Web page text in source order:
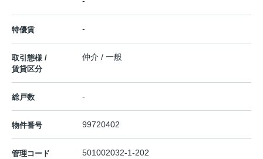
特優賃 -
取引態様 /
賃貸区分
仲介 / 一般
総戸数 -
物件番号 99720402
管理コード 501002032-1-202